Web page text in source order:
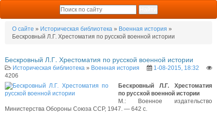
О сайте » Историческая библиотека » Военная история »
Бескровный Л.Г. Хрестоматия по русской военной истории
Бескровный Л.Г. Хрестоматия по русской военной истории
Историческая библиотека » Военная история
1-08-2015, 18:32
4206
Бескровный Л.Г. Хрестоматия
по русской военной истории
М.: Военное издательство
Министерства Обороны Союза ССР, 1947. — 642 с.